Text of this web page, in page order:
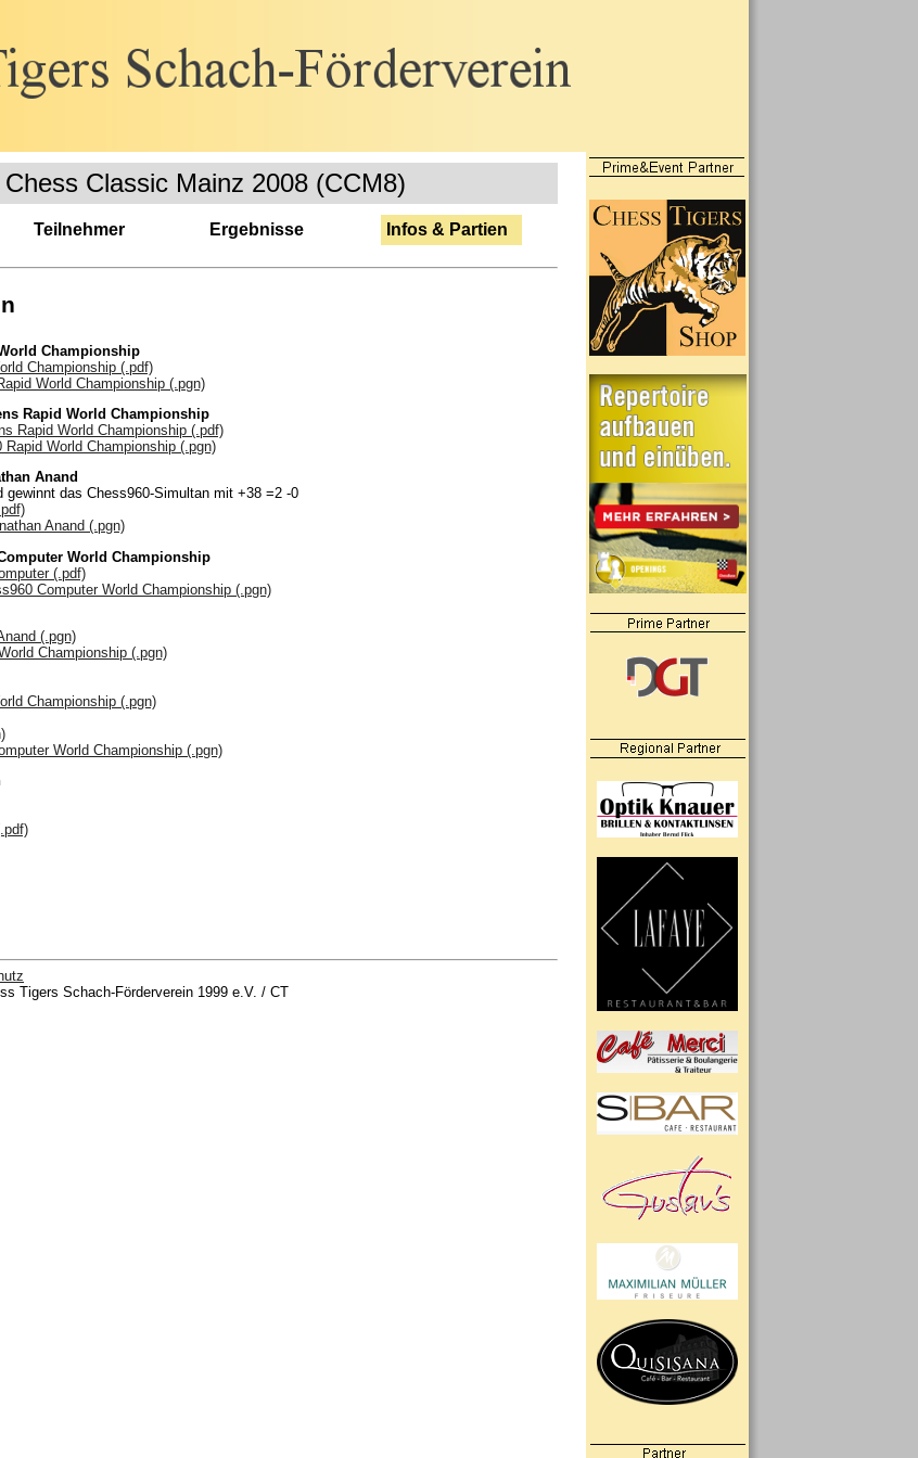
Chess Classic Mainz 2008 (CCM8)
Teilnehmer Ergebnisse Infos & Partien
Championship
Championship (.pdf)
World Championship (.pgn)
Rapid World Championship
Rapid World Championship (.pdf)
Rapid World Championship (.pgn)
Anand
gewinnt das Chess960-Simultan mit +38 =2 -0
Anand (.pgn)
World Championship
(.pdf)
Computer World Championship (.pgn)
(.pgn)
Championship (.pgn)
Championship (.pgn)
World Championship (.pgn)
Tigers Schach-Förderverein 1999 e.V. / CT